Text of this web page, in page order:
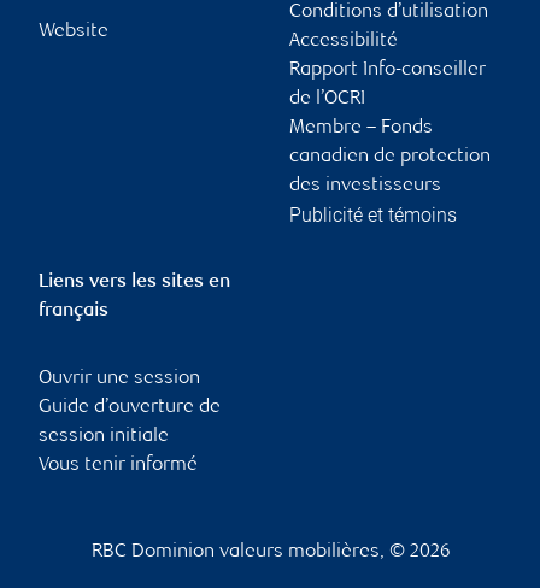
Website
Conditions d’utilisation
Accessibilité
Rapport Info-conseiller
de l’OCRI
Membre – Fonds
canadien de protection
des investisseurs
Publicité et témoins
Liens vers les sites en
français
Ouvrir une session
Guide d’ouverture de
session initiale
Vous tenir informé
RBC Dominion valeurs mobilières, © 2026